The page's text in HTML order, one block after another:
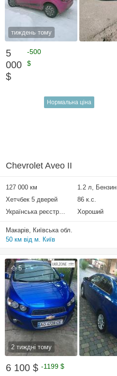
тиждень тому
5
000
$
-500
$
Нормальна ціна
Chevrolet Aveo II
127 000 км 1.2 л, Бензин
Хетчбек 5 дверей
86 к.с.
Українська реєстрація
Хороший
Макарів, Київська обл.
50 км від м. Київ
5
2 тиждні тому
6 100 $ -1199 $